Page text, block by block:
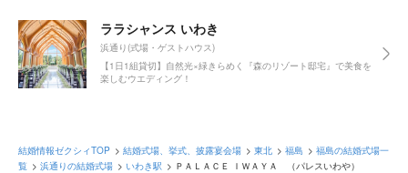
ララシャンス いわき
浜通り(式場・ゲストハウス)
【1日1組貸切】自然光×緑きらめく『森のリゾート邸宅』で美食を
楽しむウエディング！
結婚情報ゼクシィTOP 結婚式場、挙式、披露宴会場 東北 福島
福島の結婚式場一
覧
浜通りの結婚式場 いわき駅 ＰＡＬＡＣＥ ＩＷＡＹＡ （パレスいわや）